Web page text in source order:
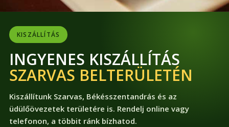
KISZÁLLÍTÁS
INGYENES KISZÁLLÍTÁS
SZARVAS BELTERÜLETÉN
Kiszállítunk Szarvas, Békésszentandrás és az
üdülőövezetek területére is. Rendelj online vagy
telefonon, a többit ránk bízhatod.